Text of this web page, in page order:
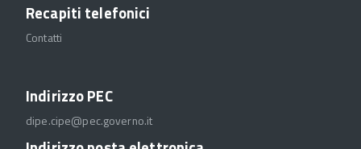
Recapiti telefonici
Contatti
Indirizzo PEC
dipe.cipe@pec.governo.it